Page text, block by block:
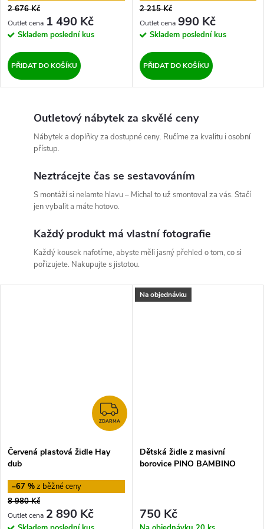
2 676 Kč
1 490 Kč
Skladem poslední kus
PŘIDAT DO KOŠÍKU
2 215 Kč
990 Kč
Skladem poslední kus
PŘIDAT DO KOŠÍKU
Outletový nábytek za skvělé ceny
Nábytek a doplňky za dostupné ceny. Ručíme za kvalitu i osobní
přístup.
Neztrácejte čas se sestavováním
S montáží si nelamte hlavu – Michal to už smontoval za vás. Stačí
jen vybalit a máte hotovo.
Každý produkt má vlastní fotografie
Každý kousek nafotíme, abyste měli jasný přehled o tom, co si
pořizujete. Nakupujte s jistotou.
ZDARMA
ZDARMA
Červená plastová židle Hay
dub
–67 %
8 980 Kč
2 890 Kč
Na objednávku
Dětská židle z masivní
borovice PINO BAMBINO
750 Kč